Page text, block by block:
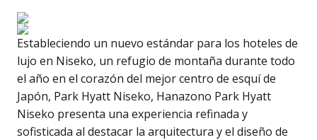
Estableciendo un nuevo estándar para los hoteles de
lujo en Niseko, un refugio de montaña durante todo
el año en el corazón del mejor centro de esquí de
Japón, Park Hyatt Niseko, Hanazono Park Hyatt
Niseko presenta una experiencia refinada y
sofisticada al destacar la arquitectura y el diseño de